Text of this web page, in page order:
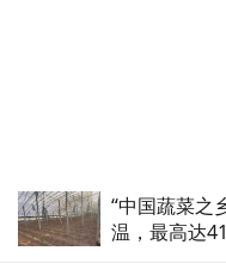
“中国蔬菜之
温，最高达
菜大棚感觉
从雷军到余承东